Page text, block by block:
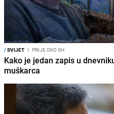
/SVIJET I PRIJE OKO 5H
Kako je jedan zapis u
muškarca